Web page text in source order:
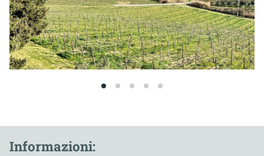
1 2 3 4 5
Informazioni: